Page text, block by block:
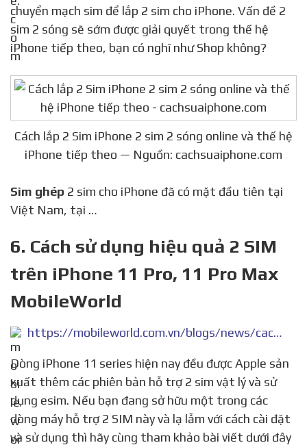
chuyển mạch sim để lắp 2 sim cho iPhone. Vấn đề 2
sim 2 sóng sẽ sớm được giải quyết trong thế hệ
iPhone tiếp theo, bạn có nghĩ như Shop không?
Cách lắp 2 Sim iPhone 2 sim 2 sóng online và thế hệ
iPhone tiếp theo — Nguồn: cachsuaiphone.com
Sim ghép 2 sim cho iPhone đã có mặt đầu tiên tại
Việt Nam, tại …
6. Cách sử dụng hiệu quả 2 SIM
trên iPhone 11 Pro, 11 Pro Max
MobileWorld
https://mobileworld.com.vn/blogs/news/cach-su-dung-hieu-qua-2-sim-tren-iphone-11-pro-11-pro-max
Dòng iPhone 11 series hiện nay đều được Apple sản
xuất thêm các phiên bản hỗ trợ 2 sim vật lý và sử
dụng esim. Nếu bạn đang sở hữu một trong các
dòng máy hỗ trợ 2 SIM này và lạ lẫm với cách cài đặt
và sử dụng thì hãy cùng tham khảo bài viết dưới đây